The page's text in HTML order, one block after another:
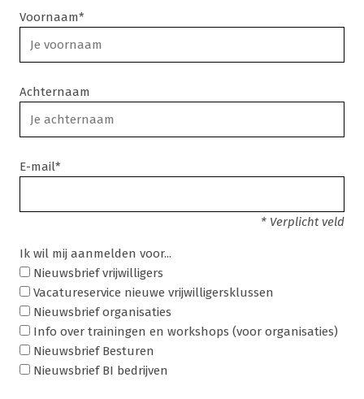
Voornaam*
Achternaam
E-mail*
* Verplicht veld
Ik wil mij aanmelden voor...
Nieuwsbrief vrijwilligers
Vacatureservice nieuwe vrijwilligersklussen
Nieuwsbrief organisaties
Info over trainingen en workshops (voor organisaties)
Nieuwsbrief Besturen
Nieuwsbrief BI bedrijven